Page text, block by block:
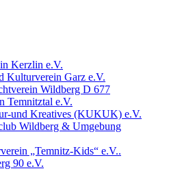
Kerzlin e.V.
Kulturverein Garz e.V.
Wildberg D 677
Temnitztal e.V.
und Kreatives (KUKUK) e.V.
Wildberg & Umgebung
„Temnitz-Kids“ e.V..
90 e.V.